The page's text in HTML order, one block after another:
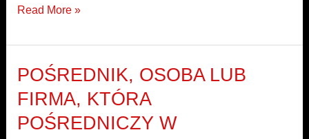
Read More »
POŚREDNIK, OSOBA LUB
FIRMA, KTÓRA
POŚREDNICZY W
POŚREDNIK,
LUB
FIRMA,